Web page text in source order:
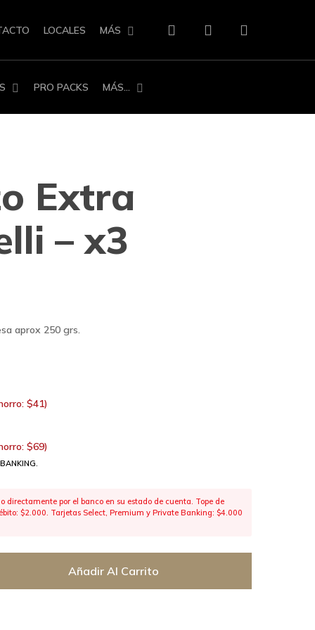
LOCALES MÁS
PRO PACKS MÁS…
Extra
– x3
aprox 250 grs.
$41)
$69)
directamente por el banco en su estado de cuenta. Tope de
$2.000. Tarjetas Select, Premium y Private Banking: $4.000
Añadir Al Carrito